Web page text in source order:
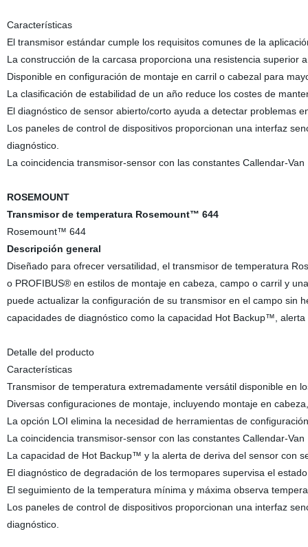
Características
El transmisor estándar cumple los requisitos comunes de la
La construcción de la carcasa proporciona una resistencia superior
Disponible en configuración de montaje en carril o cabezal para
La clasificación de estabilidad de un año reduce los costes de
El diagnóstico de sensor abierto/corto ayuda a detectar problemas
Los paneles de control de dispositivos proporcionan una interfaz
diagnóstico.
La coincidencia transmisor-sensor con las constantes Callendar-
ROSEMOUNT
Transmisor de temperatura Rosemount™ 644
Rosemount™ 644
Descripción general
Diseñado para ofrecer versatilidad, el transmisor de temperatura
o PROFIBUS® en estilos de montaje en cabeza, campo o carril y
puede actualizar la configuración de su transmisor en el campo sin
capacidades de diagnóstico como la capacidad Hot Backup™,
Detalle del producto
Características
Transmisor de temperatura extremadamente versátil disponible en
Diversas configuraciones de montaje, incluyendo montaje en
La opción LOI elimina la necesidad de herramientas de
La coincidencia transmisor-sensor con las constantes Callendar-
La capacidad de Hot Backup™ y la alerta de deriva del sensor con
El diagnóstico de degradación de los termopares supervisa el
El seguimiento de la temperatura mínima y máxima observa
Los paneles de control de dispositivos proporcionan una interfaz
diagnóstico.